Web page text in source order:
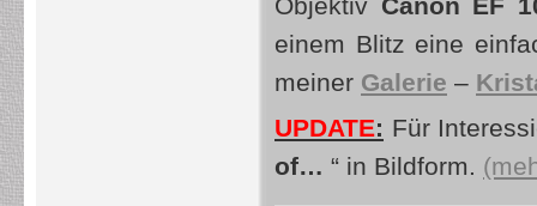
Objektiv Canon EF
einem Blitz eine
meiner Galerie –
UPDATE: Für
of… “ in Bildform.